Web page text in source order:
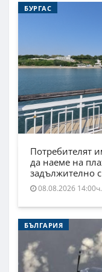
БУРГАС
Потребителят
да наеме на
задължително
08.08.2026 14:00ч.
БЪЛГАРИЯ